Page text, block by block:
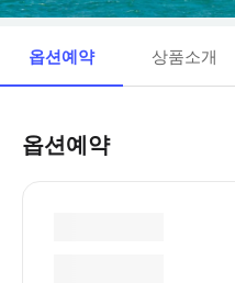
옵션예약 상품소개
옵션예약